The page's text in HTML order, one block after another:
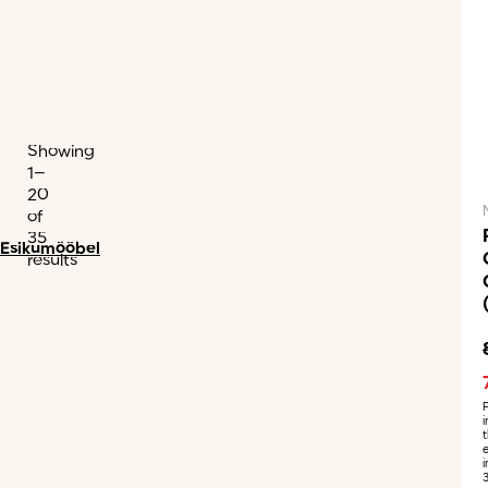
Esikumööbel
Showing
1–
20
of
35
results
3